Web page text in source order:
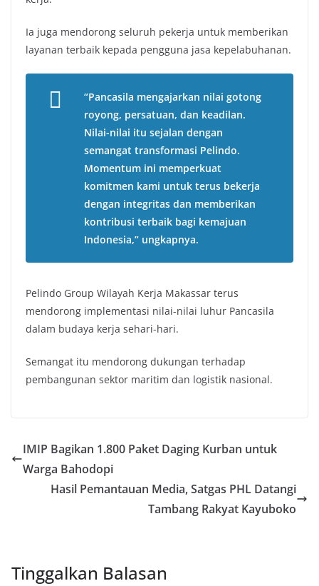
Ia juga mendorong seluruh pekerja untuk memberikan
layanan terbaik kepada pengguna jasa kepelabuhanan.
“Pancasila mengajarkan nilai gotong
royong, persatuan, dan keadilan.
Nilai-nilai itu sejalan dengan
semangat transformasi Pelindo.
Momentum ini memperkuat
komitmen kami untuk terus bekerja
dengan integritas dan memberikan
kontribusi terbaik bagi kemajuan
Indonesia,” ungkapnya.
Pelindo Group Wilayah Kerja Makassar terus
mendorong implementasi nilai-nilai luhur Pancasila
dalam budaya kerja sehari-hari.
Semangat itu mendorong dukungan terhadap
pembangunan sektor maritim dan logistik nasional.
IMIP Bagikan 1.800 Paket Daging Kurban untuk
Warga Bahodopi
Hasil Pemantauan Media, Satgas PHL Datangi
Tambang Rakyat Kayuboko
Tinggalkan Balasan